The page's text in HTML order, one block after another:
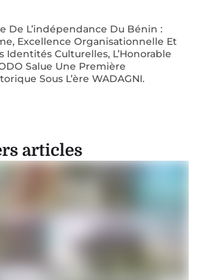
De L’indépendance Du Bénin :
Excellence Organisationnelle Et
Identités Culturelles, L’Honorable
Salue Une Première
Sous L’ère WADAGNI.
articles